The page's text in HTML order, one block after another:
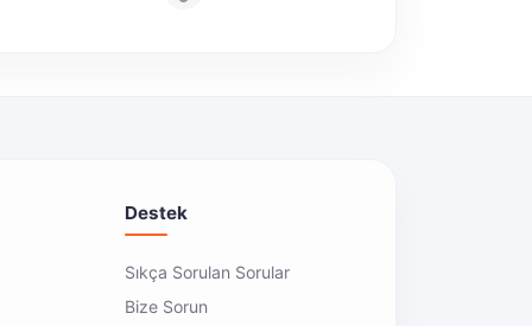
Destek
Sıkça Sorulan Sorular
Bize Sorun